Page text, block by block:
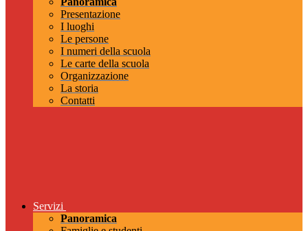
Presentazione
I luoghi
Le persone
I numeri della scuola
Le carte della scuola
Organizzazione
La storia
Contatti
Servizi
Panoramica